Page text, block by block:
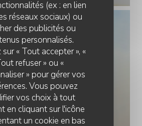
(ex : en lien
réseaux sociaux) ou
des publicités ou
personnalisés.
sur « Tout accepter », «
refuser » ou «
» pour gérer vos
Vous pouvez
vos choix à tout
en cliquant sur l'icône
un cookie en bas
BRÛLÉE